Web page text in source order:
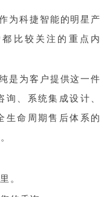
为科捷智能的明星产
比较关注的重点内
是为客户提供这一件
、系统集成设计、
生命周期售后体系的
。